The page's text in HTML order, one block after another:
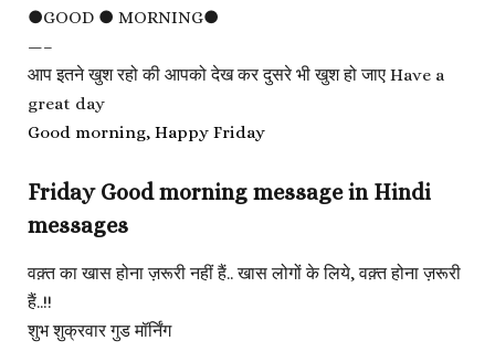
●GOOD ● MORNING●
—–
आप इतने खुश रहो की आपको देख कर दुसरे भी खुश हो जाए Have a
great day
Good morning, Happy Friday
Friday Good morning message in Hindi
messages
वक़्त का खास होना ज़रूरी नहीं हैं.. खास लोगों के लिये, वक़्त होना ज़रूरी
हैं..!!
शुभ शुक्रवार गुड मॉर्निंग